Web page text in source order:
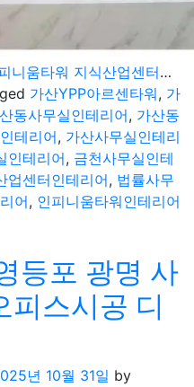
금천 가산 YPP아르센타워 인피니움타워 지식산업센터 법률사무소 변호사사무실인테리어 공사
가산YPP아르센타워, 가
동사무실인테리어, 가산동
테리어, 가산사무실인테리
인테리어, 금천사무실인테
업센터인테리어, 법률사무
어, 인피니움타워인테리어
등포 광명 사
피스시공 디
년 10월 31일 by